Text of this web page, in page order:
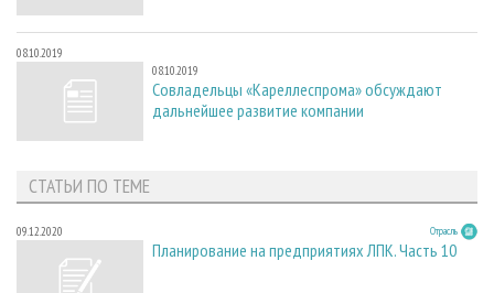
08.10.2019
08.10.2019
Совладельцы «Кареллеспрома» обсуждают
дальнейшее развитие компании
СТАТЬИ ПО ТЕМЕ
09.12.2020 Отрасль
Планирование на предприятиях ЛПК. Часть 10